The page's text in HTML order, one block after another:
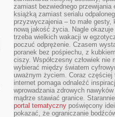
zamiast bezwiednego przewijania
książką zamiast serialu
przyzwyczajenia – to małe gesty,
nową jakość życia. Nagle
trzeba wielkich wakacji w
poczuć odprężenie. Czasem
poranek bez pośpiechu, z
ciszy. Współczesny człowiek nie
wybierać między światem
uważnym życiem. Coraz częściej
internet pomaga odnaleźć
wprowadzania zdrowych
mądrze stawiać granice.
portal tematyczny poświęcony
pokazać, że ograniczanie